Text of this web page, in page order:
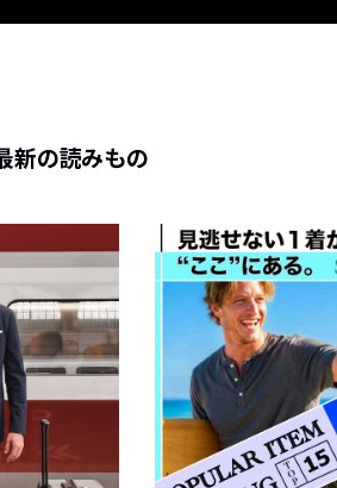
新の読みもの